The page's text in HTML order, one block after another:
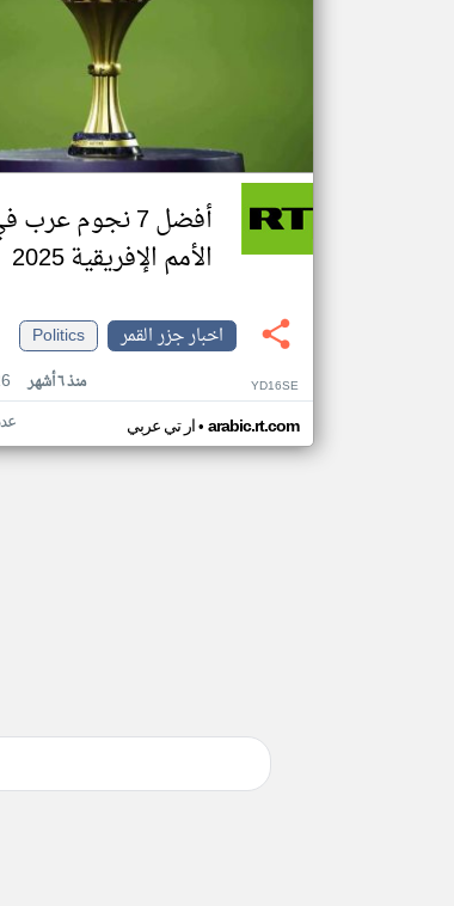
أفضل 7 نجوم
الأمم الإفريقية 2025
اخبار جزر القمر
Politics
منذ ٦ أشهر YD16SE
ار تي عربي• arabic.rt.com